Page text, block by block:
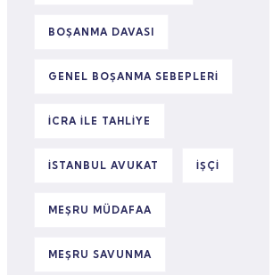
BOŞANMA DAVASI
GENEL BOŞANMA SEBEPLERI
ICRA ILE TAHLIYE
ISTANBUL AVUKAT IŞÇI
MEŞRU MÜDAFAA
MEŞRU SAVUNMA